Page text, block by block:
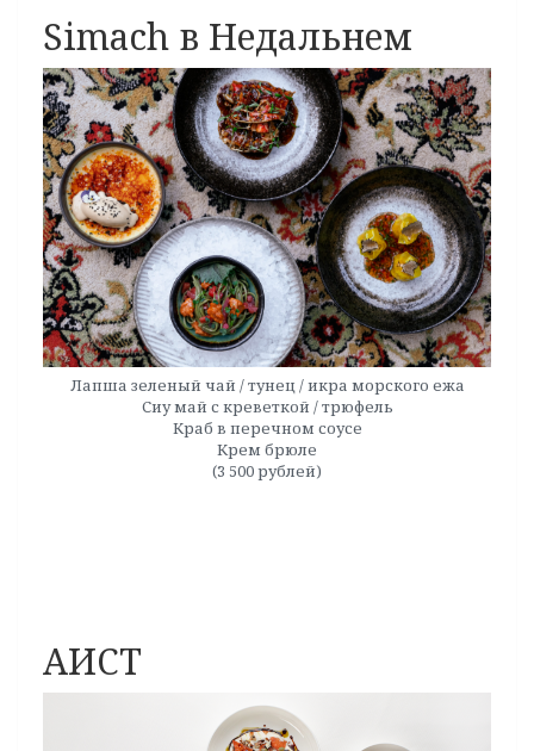
Simach в Недальнем
Лапша зеленый чай / тунец / икра морского ежа
Сиу май с креветкой / трюфель
Краб в перечном соусе
Крем брюле
(3 500 рублей)
АИСТ